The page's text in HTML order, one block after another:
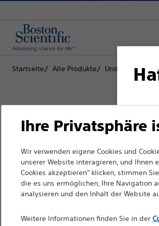
Für
da
nicht
Startseite Alle Produkte Urologie
Boston
zur
verändern.
Ihre Privatsphäre
Wir verwenden eigene Cookies und
unserer Website interagieren, und Ihnen
Cookies akzeptieren“ klicken, stimmen
die es uns ermöglichen, Ihre Navigation
analysieren und den Inhalt der Website
Weitere Informationen finden Sie in der